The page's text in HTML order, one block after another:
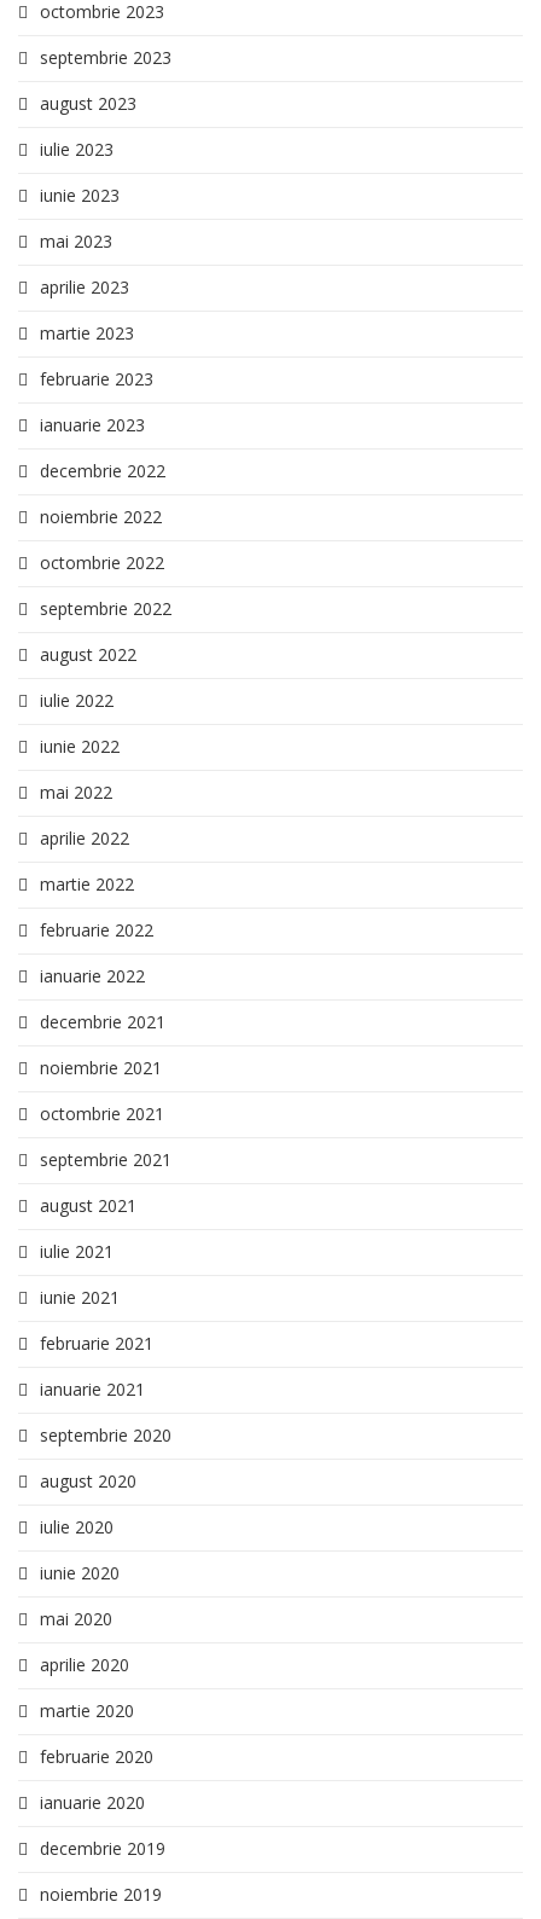
octombrie 2023
septembrie 2023
august 2023
iulie 2023
iunie 2023
mai 2023
aprilie 2023
martie 2023
februarie 2023
ianuarie 2023
decembrie 2022
noiembrie 2022
octombrie 2022
septembrie 2022
august 2022
iulie 2022
iunie 2022
mai 2022
aprilie 2022
martie 2022
februarie 2022
ianuarie 2022
decembrie 2021
noiembrie 2021
octombrie 2021
septembrie 2021
august 2021
iulie 2021
iunie 2021
februarie 2021
ianuarie 2021
septembrie 2020
august 2020
iulie 2020
iunie 2020
mai 2020
aprilie 2020
martie 2020
februarie 2020
ianuarie 2020
decembrie 2019
noiembrie 2019